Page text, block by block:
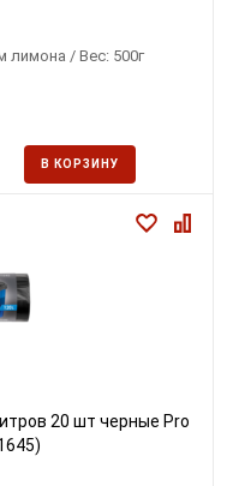
/ Вес: 500г
В КОРЗИНУ
20 шт черные Pro